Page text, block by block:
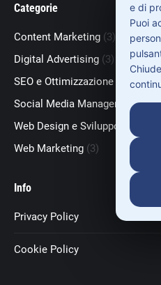
Categorie
Content Marketing (3)
Digital Advertising (3)
SEO e Ottimizzazione (18)
Social Media Management(7)
Web Design e Sviluppo
(22)
Web Marketing (3)
Info
Privacy Policy
Cookie Policy
e di
Puoi